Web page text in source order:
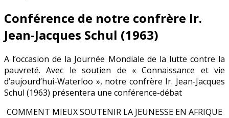
Conférence de notre confrère Ir.
Jean-Jacques Schul (1963)
A l’occasion de la Journée Mondiale de la lutte contre la
pauvreté. Avec le soutien de « Connaissance et vie
d’aujourd’hui-Waterloo », notre confrère Ir. Jean-Jacques
Schul (1963) présentera une conférence-débat
COMMENT MIEUX SOUTENIR LA JEUNESSE EN AFRIQUE